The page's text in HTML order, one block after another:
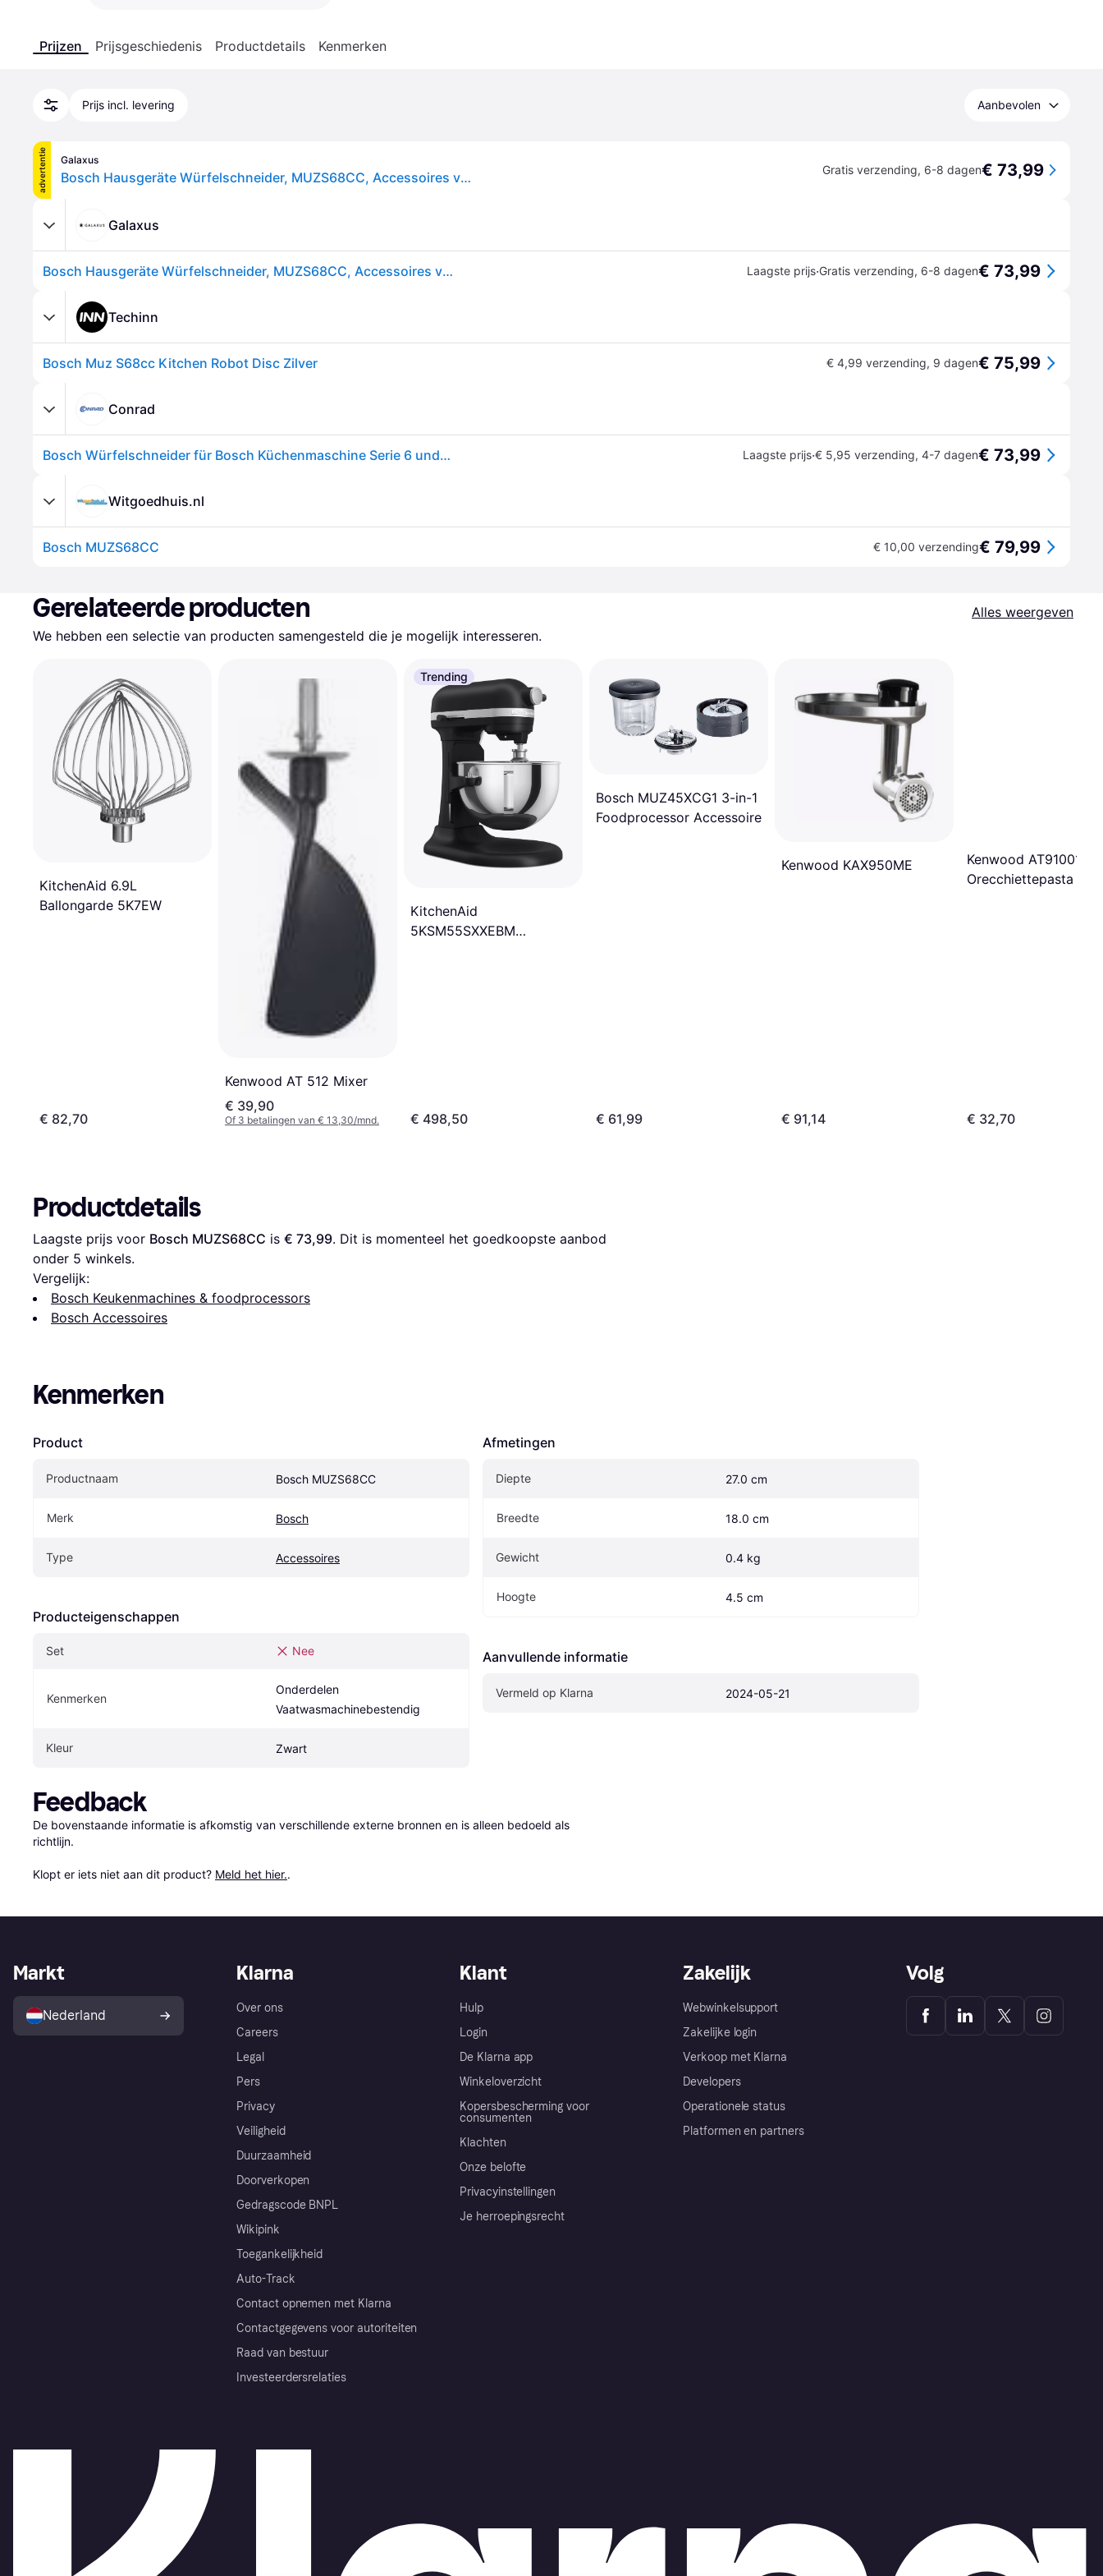
Prijzen Prijsgeschiedenis Productdetails Kenmerken
Prijs incl. levering Aanbevolen
advertentie Galaxus
Bosch Hausgeräte Würfelschneider, MUZS68CC, Accessoires voor keukengerei, Zwart Gratis verzending, 6-8 dagen€ 73,99
Galaxus
Bosch Hausgeräte Würfelschneider, MUZS68CC, Accessoires voor keukengerei, Zwart Laagste prijs·Gratis verzending, 6-8 dagen€ 73,99
Techinn
Bosch Muz S68cc Kitchen Robot Disc Zilver € 4,99 verzending, 9 dagen€ 75,99
Conrad
Bosch Würfelschneider für Bosch Küchenmaschine Serie 6 und 8 Dicer Zwart, Grijs Laagste prijs·€ 5,95 verzending, 4-7 dagen€ 73,99
Witgoedhuis.nl
Bosch MUZS68CC € 10,00 verzending€ 79,99
Gerelateerde producten
Alles weergeven
We hebben een selectie van producten samengesteld die je mogelijk interesseren.
KitchenAid 6.9L
Ballongarde 5K7EW
€ 82,70
Kenwood AT 512 Mixer
€ 39,90
Of 3 betalingen van € 13,30/mnd.
Trending
KitchenAid
5KSM55SXXEBM
€ 498,50
Bosch MUZ45XCG1 3-in-1
Foodprocessor Accessoire
€ 61,99
Kenwood KAX950ME
€ 91,14
Kenwood AT910013
Orecchiettepasta
€ 32,70
Productdetails
Laagste prijs voor Bosch MUZS68CC is € 73,99. Dit is momenteel het goedkoopste aanbod
onder 5 winkels.
Vergelijk:
Bosch Keukenmachines & foodprocessors
Bosch Accessoires
Kenmerken
Product
Productnaam Bosch MUZS68CC
Merk Bosch
Type Accessoires
Producteigenschappen
Set Nee
Kenmerken
Onderdelen
Vaatwasmachinebestendig
Kleur Zwart
Afmetingen
Diepte 27.0 cm
Breedte 18.0 cm
Gewicht 0.4 kg
Hoogte 4.5 cm
Aanvullende informatie
Vermeld op Klarna 2024-05-21
Feedback
De bovenstaande informatie is afkomstig van verschillende externe bronnen en is alleen bedoeld als
richtlijn.
Klopt er iets niet aan dit product? Meld het hier..
Klarna
Over ons
Careers
Legal
Pers
Privacy
Veiligheid
Duurzaamheid
Doorverkopen
Gedragscode BNPL
Wikipink
Toegankelijkheid
Auto-Track
Contact opnemen met Klarna
Contactgegevens voor autoriteiten
Raad van bestuur
Investeerdersrelaties
Klant
Hulp
Login
De Klarna app
Winkeloverzicht
Kopersbescherming voor
consumenten
Klachten
Onze belofte
Privacyinstellingen
Je herroepingsrecht
Zakelijk
Webwinkelsupport
Zakelijke login
Verkoop met Klarna
Developers
Operationele status
Platformen en partners
Markt
Nederland
Volg